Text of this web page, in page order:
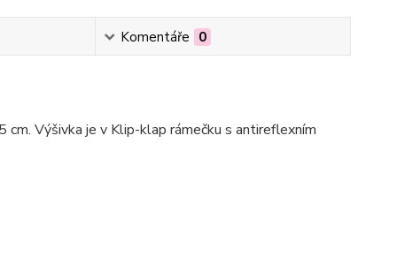
Komentáře 0
Výšivka je v Klip-klap rámečku s antireflexním